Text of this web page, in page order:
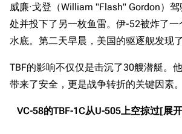
威廉·戈登（William "Flash" Gordon）
处并投下了另一枚鱼雷。伊-52被炸了
水底。第二天早晨，美国的驱逐舰发现
TBF的影响不仅仅是击沉了30艘潜艇。
带来了安全，更是战争转折的关键因素。
VC-58的TBF-1C从U-505上空掠过